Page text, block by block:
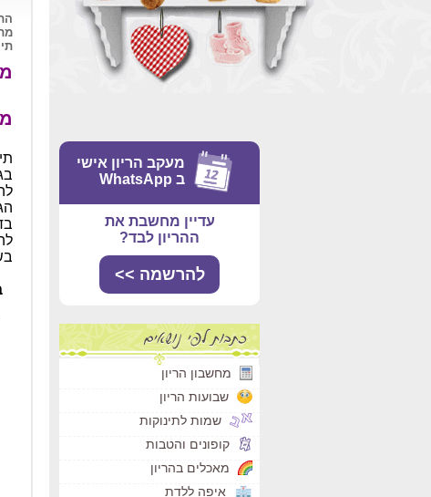
מעקב הריון אישי
ב WhatsApp
עדיין מחשבת את
ההריון לבד?
להרשמה >>
מחשבון הריון
שבועות הריון
שמות לתינוקות
קופונים והטבות
מאכלים בהריון
איפה ללדת